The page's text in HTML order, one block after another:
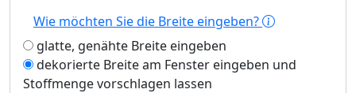
Wie möchten Sie die Breite eingeben?
glatte, genähte Breite eingeben
dekorierte Breite am Fenster eingeben und
Stoffmenge vorschlagen lassen